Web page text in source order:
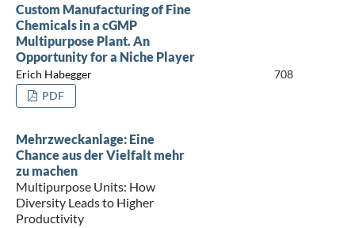
Custom Manufacturing of Fine
Chemicals in a cGMP
Multipurpose Plant. An
Opportunity for a Niche Player
Erich Habegger
708
PDF
Mehrzweckanlage: Eine
Chance aus der Vielfalt mehr
zu machen
Multipurpose Units: How
Diversity Leads to Higher
Productivity